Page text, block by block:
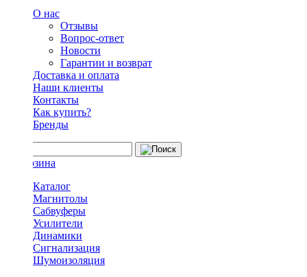
О нас
Отзывы
Вопрос-ответ
Новости
Гарантии и возврат
Доставка и оплата
Наши клиенты
Контакты
Как купить?
Бренды
Каталог
Магнитолы
Сабвуферы
Усилители
Динамики
Сигнализация
Шумоизоляция